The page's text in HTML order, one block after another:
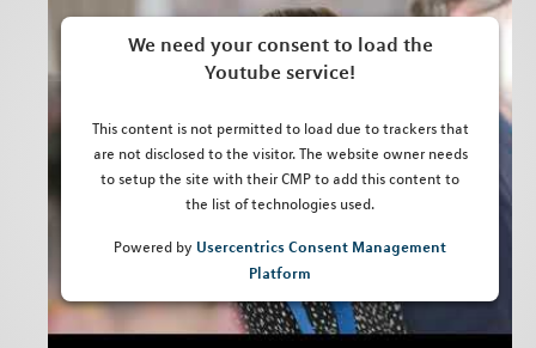
We need your consent to load the
Youtube service!
This content is not permitted to load due to trackers that
are not disclosed to the visitor. The website owner needs
to setup the site with their CMP to add this content to
the list of technologies used.
Powered by Usercentrics Consent Management
Platform